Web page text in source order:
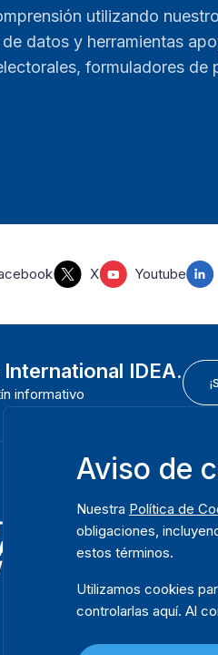
utilizando
datos y herramientas
formuladores de
X Youtube
IDEA.
informativo
Electoral
Dirección:
SE-103 34
Suecia
Aviso de
Nuestra Política de
obligaciones,
estos términos.
Utilizamos cookies
controlarlas aquí. Al